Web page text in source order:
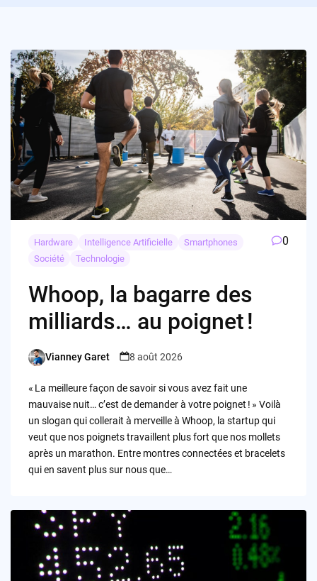
Hardware Intelligence Artificielle
Smartphones
Société
Technologie
0
Whoop, la bagarre des
milliards… au poignet !
Posted
Vianney Garet 8 août 2026
« La meilleure façon de savoir si vous avez fait une
mauvaise nuit… c’est de demander à votre poignet ! » Voilà
un slogan qui collerait à merveille à Whoop, la startup qui
veut que nos poignets travaillent plus fort que nos mollets
après un marathon. Entre montres connectées et bracelets
qui en savent plus sur nous que…